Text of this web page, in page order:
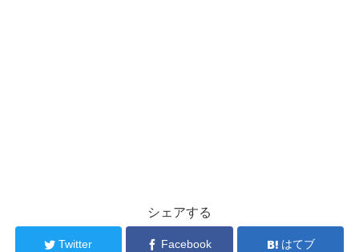
シェアする
Twitter Facebook はてブ